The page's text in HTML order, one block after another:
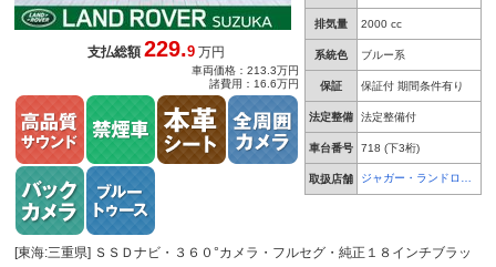
排気量 2000 cc
系統色 ブルー系
保証 保証付 期間条件有り
法定整備 法定整備付
車台番号 718 (下3桁)
取扱店舗
ジャガー・ランドロー
支払総額229.9 万円
車両価格：213.3万円
諸費用：16.6万円
[東海:三重県] ＳＳＤナビ・３６０°カメラ・フルセグ・純正１８インチブラッ